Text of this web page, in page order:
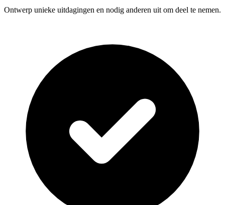
Ontwerp unieke uitdagingen en nodig anderen uit om deel te nemen.